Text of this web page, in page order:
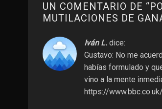
UN COMENTARIO DE “
MUTILACIONES DE
Iván L. dice:
Gustavo: No me
habías formulado y
vino a la mente
https://